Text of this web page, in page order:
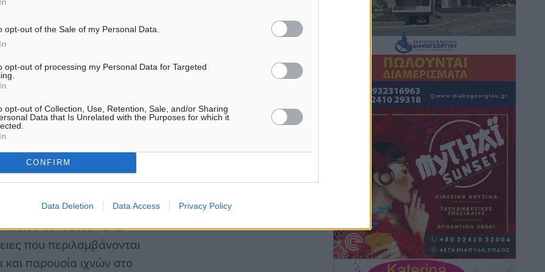
opt-out of the Sale of my Personal Data.
opt-out of processing my Personal Data for Targeted
opt-out of Collection, Use, Retention, Sale, and/or Sharing
Data that Is Unrelated with the Purposes for which it
CONFIRM
Data Deletion Data Access Privacy Policy
σώμα της και
πόνεσε και τρόμαξε.
έσπρωξε τον
ένοικοι του
οι αστυνομικοί της
συνθέτουν ένα
που περιλαμβάνονται
παρουσία ιχνών στο
Πάνω από 1.500 έλεγχοι με drones σε
300 παραλίες κατά της αυθαίρετης
κατάληψης του αιγιαλού – Τα στοιχεία
για τη Ρόδο
Τοπικές Ειδήσεις• πριν 45 λεπτά
Συνεδριάζει η Δημοτική Επιτροπή
Ρόδου την Δευτέρα 10 Αυγούστου
πριν 50 λεπτά
Ο Ακύλας στη Ρόδο 10 Αυγούστου στο
βοηθητικό στάδιο Διαγόρα
πριν 50 λεπτά
Τη χρηματοδότηση των καμένων
εκτάσεων στην Κάλυμνο, των
αναγκαίων αντιπλημμυρικών και
αντιδιαβρωτικών έργων και την άμεση